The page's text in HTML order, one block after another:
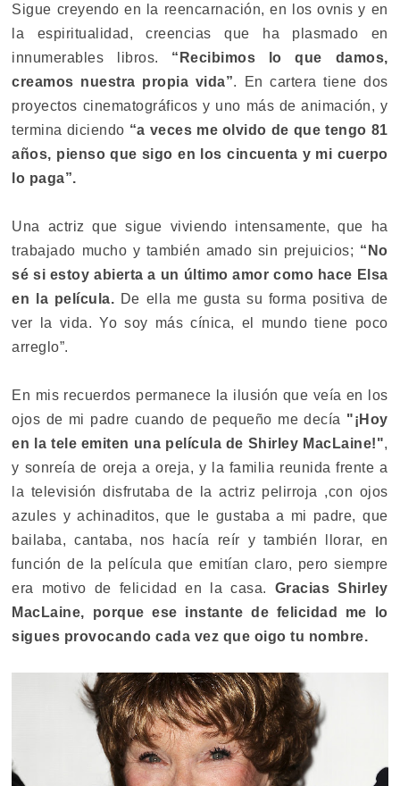
Sigue creyendo en la reencarnación, en los ovnis y en
la espiritualidad, creencias que ha plasmado en
innumerables libros. “Recibimos lo que damos,
creamos nuestra propia vida”. En cartera tiene dos
proyectos cinematográficos y uno más de animación, y
termina diciendo “a veces me olvido de que tengo 81
años, pienso que sigo en los cincuenta y mi cuerpo
lo paga”.
Una actriz que sigue viviendo intensamente, que ha
trabajado mucho y también amado sin prejuicios; “No
sé si estoy abierta a un último amor como hace Elsa
en la película. De ella me gusta su forma positiva de
ver la vida. Yo soy más cínica, el mundo tiene poco
arreglo”.
En mis recuerdos permanece la ilusión que veía en los
ojos de mi padre cuando de pequeño me decía "¡Hoy
en la tele emiten una película de Shirley MacLaine!",
y sonreía de oreja a oreja, y la familia reunida frente a
la televisión disfrutaba de la actriz pelirroja ,con ojos
azules y achinaditos, que le gustaba a mi padre, que
bailaba, cantaba, nos hacía reír y también llorar, en
función de la película que emitían claro, pero siempre
era motivo de felicidad en la casa. GraciasShirley
MacLaine, porque ese instante de felicidad me lo
sigues provocando cada vez que oigo tu nombre.